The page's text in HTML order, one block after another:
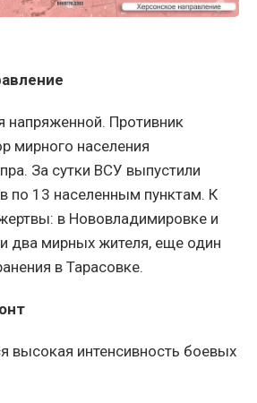
напряженной. Противник
мирного населения
За сутки ВСУ выпустили
по 13 населенным пунктам. К
в Нововладимировке и
два мирных жителя, еще один
в Тарасовке.
высокая интенсивность боевых